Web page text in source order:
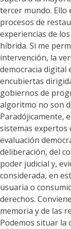
tercer mundo. Ello
procesos de
experiencias de
híbrida. Si me
intervención, la
democracia digital
encubiertas
gobiernos de
algoritmo no son
Paradójicamente,
sistemas expertos
evaluación
deliberación, del
poder judicial y,
considerada, en
usuaria o
derechos.
memoria y de las
Podemos situar la